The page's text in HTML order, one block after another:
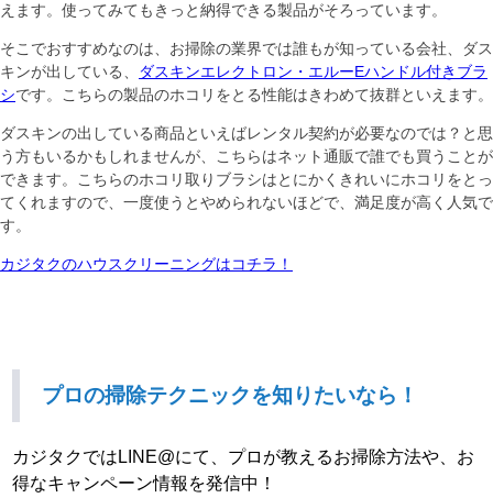
えます。使ってみてもきっと納得できる製品がそろっています。
そこでおすすめなのは、お掃除の業界では誰もが知っている会社、ダス
キンが出している、
ダスキンエレクトロン・エルーEハンドル付きブラ
シです。こちらの製品のホコリをとる性能はきわめて抜群といえます。
ダスキンの出している商品といえばレンタル契約が必要なのでは？と思
う方もいるかもしれませんが、こちらはネット通販で誰でも買うことが
できます。こちらのホコリ取りブラシはとにかくきれいにホコリをとっ
てくれますので、一度使うとやめられないほどで、満足度が高く人気で
す。
カジタクのハウスクリーニングはコチラ！
プロの掃除テクニックを知りたいなら！
カジタクではLINE@にて、プロが教えるお掃除方法や、お
得なキャンペーン情報を発信中！